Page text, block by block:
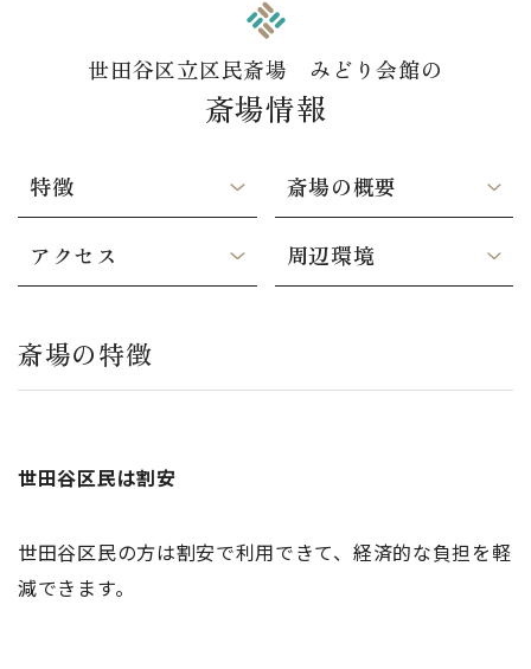
世田谷区立区民斎場 みどり会館の
斎場情報
特徴 斎場の概要
アクセス 周辺環境
斎場の特徴
世田谷区民は割安
世田谷区民の方は割安で利用できて、経済的な負担を軽
減できます。